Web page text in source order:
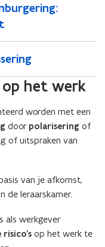
op het werk
worden met een
door polarisering of
of uitspraken van
van je afkomst,
de leraarskamer.
als werkgever
op het werk te